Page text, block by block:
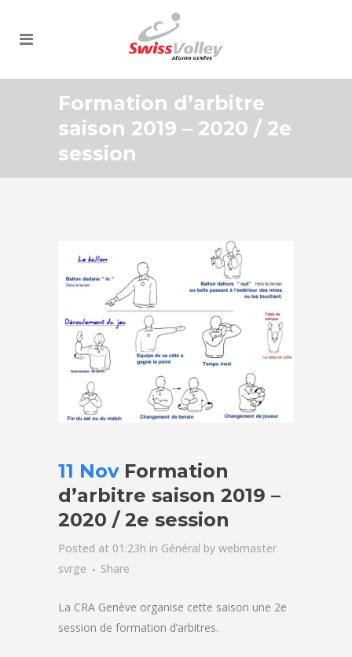
Formation d’arbitre
saison 2019 – 2020 / 2e
session
11 NovFormation
d’arbitre saison 2019 –
2020 / 2e session
Posted at 01:23h in Général by webmaster
svrge
Share
La CRA Genève organise cette saison une 2e
session de formation d’arbitres.